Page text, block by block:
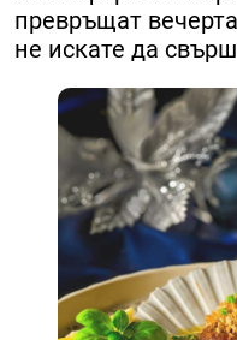
превръщат
не искате да